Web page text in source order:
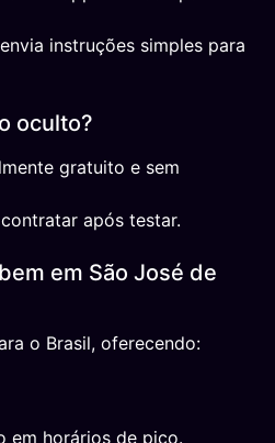
instruções simples para
oculto?
gratuito e sem
após testar.
em São José de
o Brasil, oferecendo:
em horários de pico.